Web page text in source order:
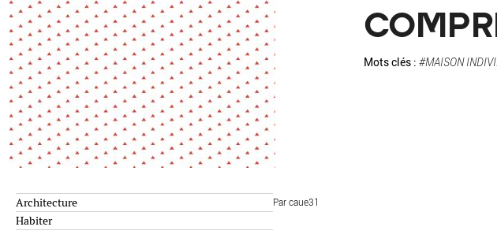
Société
Transition écologique
Urbanisme
AUTRES CRITÈRES - Auteur -
Mots clés : #MAISON
Architecture
Habiter
Par caue31